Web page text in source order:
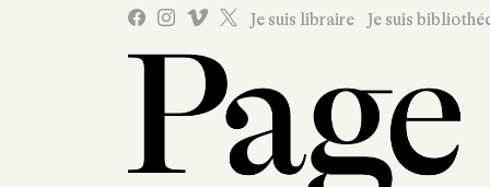
Je suis libraire Je suis